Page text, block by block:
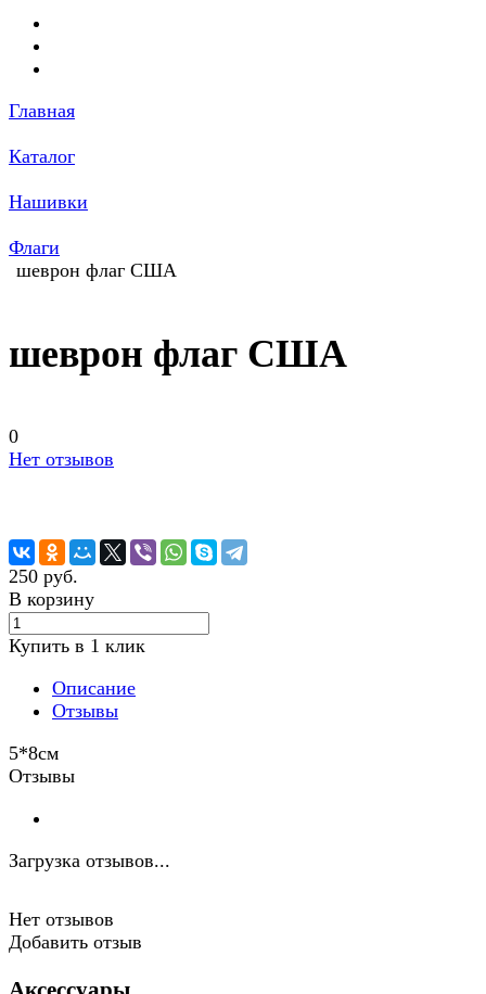
Главная
Каталог
Нашивки
Флаги
шеврон флаг США
шеврон флаг США
0
Нет отзывов
250 руб.
В корзину
Купить в 1 клик
Описание
Отзывы
5*8см
Отзывы
Загрузка отзывов...
Нет отзывов
Добавить отзыв